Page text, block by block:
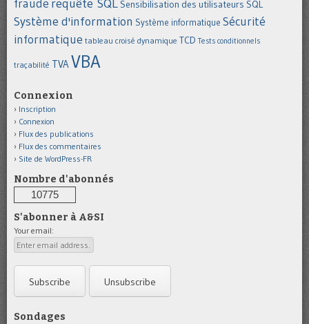
fraude requête SQL Sensibilisation des utilisateurs SQL
Système d'information Système informatique Sécurité
informatique tableau croisé dynamique TCD Tests conditionnels
traçabilité TVAVBA
Connexion
Inscription
Connexion
Flux des publications
Flux des commentaires
Site de WordPress-FR
Nombre d'abonnés
10775
S'abonner à A&SI
Your email:
Sondages